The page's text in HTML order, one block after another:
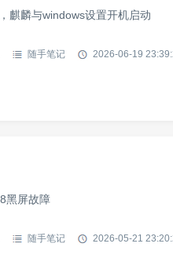
麒麟与windows设置开机启动
随手笔记 2026-06-19
黑屏故障
随手笔记 2026-05-21